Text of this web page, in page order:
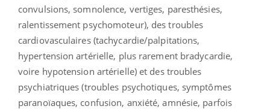
convulsions, somnolence, vertiges, paresthésies,
ralentissement psychomoteur), des troubles
cardiovasculaires (tachycardie/palpitations,
hypertension artérielle, plus rarement bradycardie,
voire hypotension artérielle) et des troubles
psychiatriques (troubles psychotiques, symptômes
paranoïaques, confusion, anxiété, amnésie, parfois